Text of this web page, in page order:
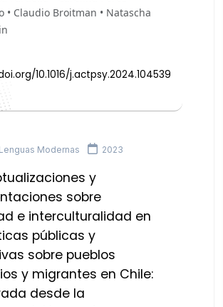
• Claudio Broitman • Natascha
10.1016/j.actpsy.2024.104539
Modernas 2023
y
sobre
e interculturalidad en
públicas y
sobre pueblos
y migrantes en Chile:
desde la